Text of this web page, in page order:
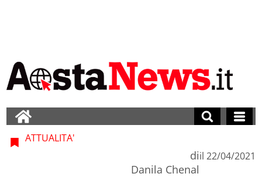
ATTUALITA'
di
Danila Chenal
il 22/04/2021